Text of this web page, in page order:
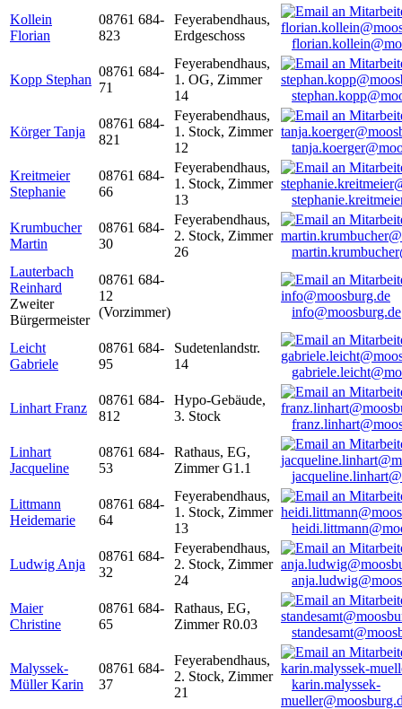
Kollein
Florian
08761 684-
823
Feyerabendhaus,
Erdgeschoss
Kopp Stephan
08761 684-
71
Feyerabendhaus,
1. OG, Zimmer
14
Körger Tanja
08761 684-
821
Feyerabendhaus,
1. Stock, Zimmer
12
Kreitmeier
Stephanie
08761 684-
66
Feyerabendhaus,
1. Stock, Zimmer
13
Krumbucher
Martin
08761 684-
30
Feyerabendhaus,
2. Stock, Zimmer
26
Lauterbach
Reinhard
Zweiter
Bürgermeister
08761 684-
12
(Vorzimmer)
info@moosburg.de
Leicht
Gabriele
08761 684-
95
Sudetenlandstr.
14
Linhart Franz
08761 684-
812
Hypo-Gebäude,
3. Stock
Linhart
Jacqueline
08761 684-
53
Rathaus, EG,
Zimmer G1.1
Littmann
Heidemarie
08761 684-
64
Feyerabendhaus,
1. Stock, Zimmer
13
Ludwig Anja
08761 684-
32
Feyerabendhaus,
2. Stock, Zimmer
24
Maier
Christine
08761 684-
65
Rathaus, EG,
Zimmer R0.03
Malyssek-
Müller Karin
08761 684-
37
Feyerabendhaus,
2. Stock, Zimmer
21
karin.malyssek-